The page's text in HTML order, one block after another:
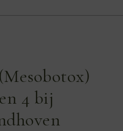
4 bij